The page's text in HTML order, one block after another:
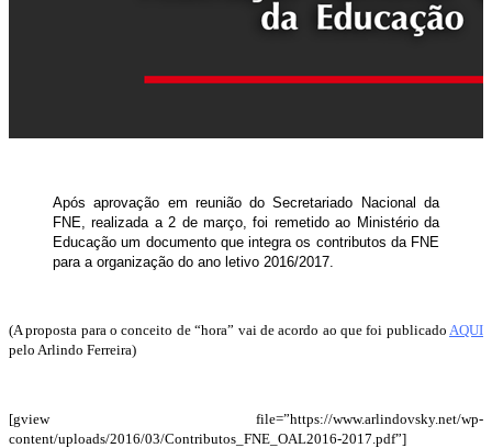
Após aprovação em reunião do Secretariado Nacional da
FNE, realizada a 2 de março, foi remetido ao Ministério da
Educação um documento que integra os contributos da FNE
para a organização do ano letivo 2016/2017.
(A proposta para o conceito de “hora” vai de acordo ao que foi publicado AQUI
pelo Arlindo Ferreira)
[gview file=”https://www.arlindovsky.net/wp-
content/uploads/2016/03/Contributos_FNE_OAL2016-2017.pdf”]